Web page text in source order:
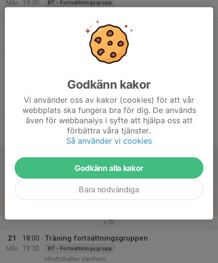
Mån
19:30
BT - Fortsättningsgrupp
IB - Herr
20:10
Träning fortsättningsgruppen
BT - Fortsättningsgrupp
Idrottshallen Varnhem
Lör
16:00
Match mot Tranemo IBK HIII IB - Herr
Division 3 Herrar
Idrottshallen, Tranemo (Gamla)
v.52
21
Mån
18:00
19:30
Träning fortsättningsgruppen
BT - Fortsättningsgrupp
Idrottshallen Varnhem
Godkänn kakor
Vi använder oss av kakor (cookies) för att vår
webbplats ska fungera bra för dig. De används
även för webbanalys i syfte att hjälpa oss att
förbättra våra tjänster.
Så använder vi cookies
Godkänn alla kakor
Bara nödvändiga